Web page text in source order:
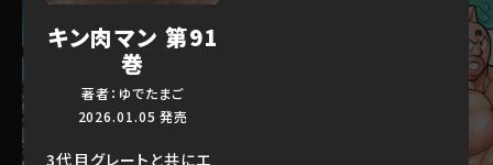
キン肉マン 第91
巻
著者：ゆでたまご
2026.01.05 発売
3代目グレートと共にエ